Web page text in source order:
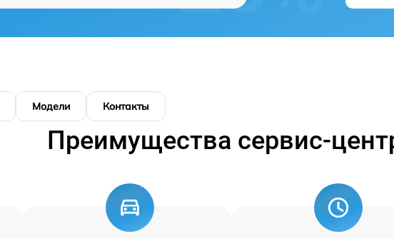
Модели Контакты
Преимущества сервис-